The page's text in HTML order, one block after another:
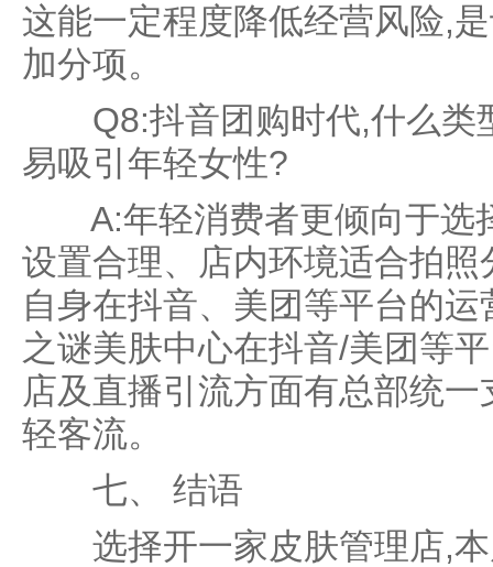
这能一定程度降低经营风险,
加分项。
Q8:抖音团购时代,什么类
易吸引年轻女性?
A:年轻消费者更倾向于选
设置合理、店内环境适合拍
自身在抖音、美团等平台的
之谜美肤中心在抖音/美团等
店及直播引流方面有总部统
轻客流。
七、 结语
选择开一家皮肤管理店,本